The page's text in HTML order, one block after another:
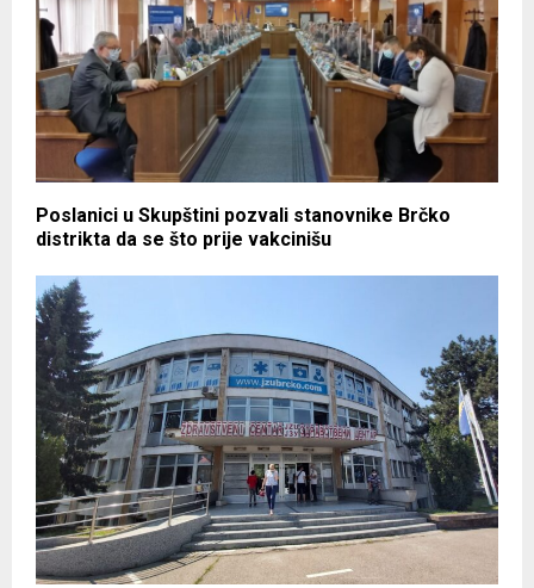
Poslanici u Skupštini pozvali stanovnike Brčko
distrikta da se što prije vakcinišu